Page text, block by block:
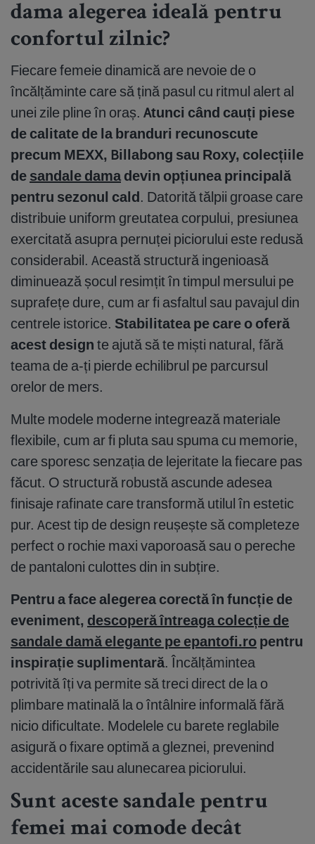
dama alegerea ideală pentru
confortul zilnic?
Fiecare femeie dinamică are nevoie de o
încălțăminte care să țină pasul cu ritmul alert al
unei zile pline în oraș. Atunci când cauți piese
de calitate de la branduri recunoscute
precum MEXX, Billabong sau Roxy, colecțiile
de sandale dama devin opțiunea principală
pentru sezonul cald. Datorită tălpii groase care
distribuie uniform greutatea corpului, presiunea
exercitată asupra pernuței piciorului este redusă
considerabil. Această structură ingenioasă
diminuează șocul resimțit în timpul mersului pe
suprafețe dure, cum ar fi asfaltul sau pavajul din
centrele istorice. Stabilitatea pe care o oferă
acest design te ajută să te miști natural, fără
teama de a-ți pierde echilibrul pe parcursul
orelor de mers.
Multe modele moderne integrează materiale
flexibile, cum ar fi pluta sau spuma cu memorie,
care sporesc senzația de lejeritate la fiecare pas
făcut. O structură robustă ascunde adesea
finisaje rafinate care transformă utilul în estetic
pur. Acest tip de design reușește să completeze
perfect o rochie maxi vaporoasă sau o pereche
de pantaloni culottes din in subțire.
Pentru a face alegerea corectă în funcție de
eveniment, descoperă întreaga colecție de
sandale damă elegante pe epantofi.ro pentru
inspirație suplimentară. Încălțămintea
potrivită îți va permite să treci direct de la o
plimbare matinală la o întâlnire informală fără
nicio dificultate. Modelele cu barete reglabile
asigură o fixare optimă a gleznei, prevenind
accidentările sau alunecarea piciorului.
Sunt aceste sandale pentru
femei mai comode decât